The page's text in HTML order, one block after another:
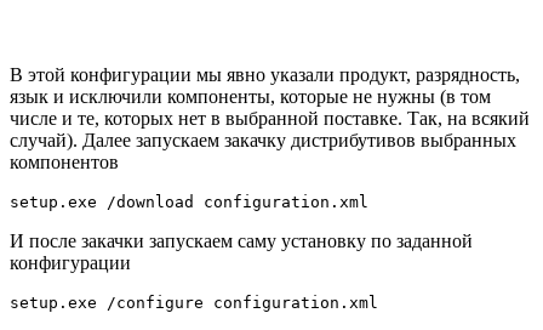
В этой конфигурации мы явно указали продукт, разрядность,
язык и исключили компоненты, которые не нужны (в том
числе и те, которых нет в выбранной поставке. Так, на всякий
случай). Далее запускаем закачку дистрибутивов выбранных
компонентов
И после закачки запускаем саму установку по заданной
конфигурации